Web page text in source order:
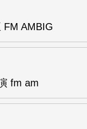
FM AMBIG
fm am